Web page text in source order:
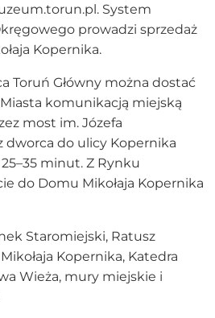
System
prowadzi sprzedaż
Kopernika.
Toruń Główny można dostać
komunikacją miejską
most im. Józefa
dworca do ulicy Kopernika
minut. Z Rynku
do Domu Mikołaja Kopernika
Staromiejski, Ratusz
Kopernika, Katedra
Wieża, mury miejskie i